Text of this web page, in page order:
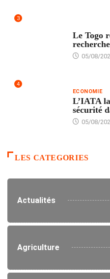
3
Le Togo
05/08/
4
ECONOMIE
L’IATA
sécurité
05/08/
LES CATEGORIES
Actualités
Agriculture